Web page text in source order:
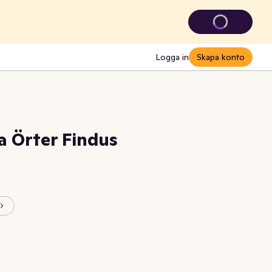
Logga in Skapa konto
Örter Findus